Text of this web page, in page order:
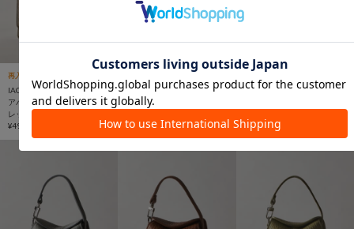
再入荷
IACUCCI
アバ バイカラーロングウォ
レット CERVO
¥49,500
ラーナ ミニチャーム ALCE
¥22,000
IACUCCI
ラーナ ミニチャーム ALCE